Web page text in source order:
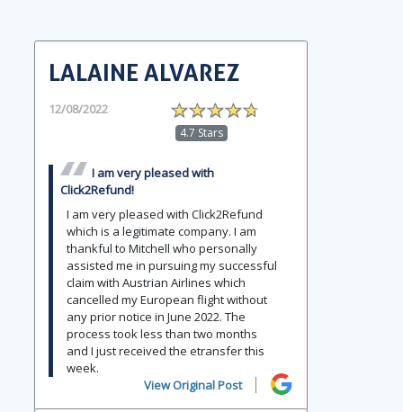
LALAINE ALVAREZ
12/08/2022
4.7 Stars
I am very pleased with
Click2Refund!
I am very pleased with Click2Refund
which is a legitimate company. I am
thankful to Mitchell who personally
assisted me in pursuing my successful
claim with Austrian Airlines which
cancelled my European flight without
any prior notice in June 2022. The
process took less than two months
and I just received the etransfer this
week.
View Original Post